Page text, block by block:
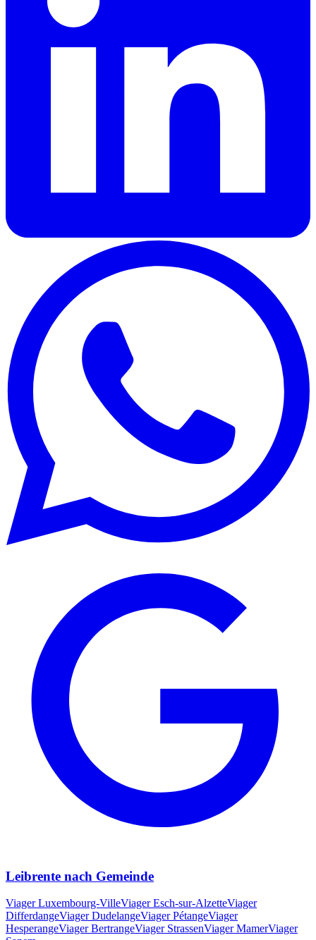
Leibrente nach Gemeinde
ViagerLuxembourg-VilleViagerEsch-sur-AlzetteViager
DifferdangeViagerDudelangeViagerPétangeViager
HesperangeViagerBertrangeViager StrassenViagerMamerViager